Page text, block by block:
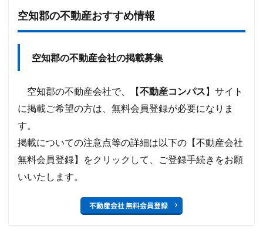
空知郡の不動産おすすめ情報
空知郡の不動産会社の掲載募集
空知郡の不動産会社で、【不動産コンパス 】サイト
に掲載ご希望の方は、無料会員登録が必要になりま
す。
掲載についての注意点等の詳細は以下の【不動産会社
無料会員登録】をクリックして、ご登録手続きをお願
いいたします。
不動産会社 無料会員登録